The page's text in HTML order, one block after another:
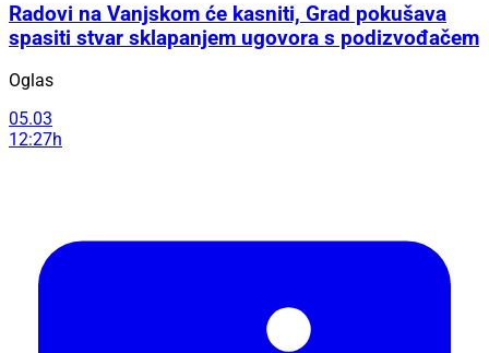
Radovi na Vanjskom će kasniti, Grad pokušava
spasiti stvar sklapanjem ugovora s podizvođačem
Oglas
05.03
12:27h